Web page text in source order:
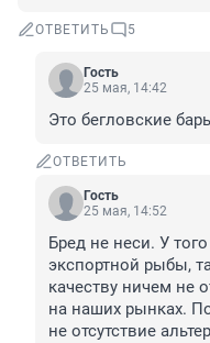
ОТВЕТИТЬ 5
Гость
25 мая, 14:42
Это бегловские
ОТВЕТИТЬ
Гость
25 мая, 14:52
Бред не неси. У
экспортной рыбы,
качеству ничем не
на наших рынках.
не отсутствие